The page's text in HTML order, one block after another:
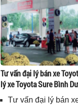
Tư vấn đại lý bán xe
lý xe Toyota Sure Bình
Tư vấn đại lý bán